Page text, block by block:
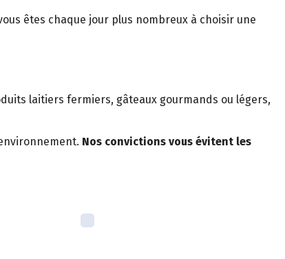
êtes chaque jour plus nombreux à choisir une
laitiers fermiers, gâteaux gourmands ou légers,
Nos convictions vous évitent les